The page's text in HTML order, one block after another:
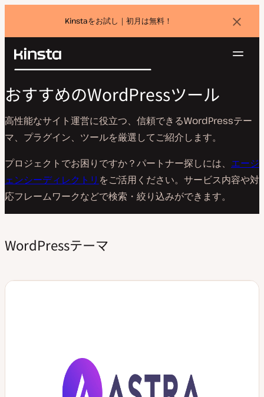
Kinstaをお試し｜初月は無料！
バ
ナ
を
Kinsta®
シ
ン
ソリューション
リソース
お問い合わせ
検
索
ログイン 無料でお試し
おすすめのWordPressツール
高性能なサイト運営に役立つ、信頼できるWordPressテー
マ、プラグイン、ツールを厳選してご紹介します。
プロジェクトでお困りですか？パートナー探しには、 エージ
ェンシーディレクトリ をご活用ください。サービス内容や対
応フレームワークなどで検索・絞り込みができます。
WordPressテーマ